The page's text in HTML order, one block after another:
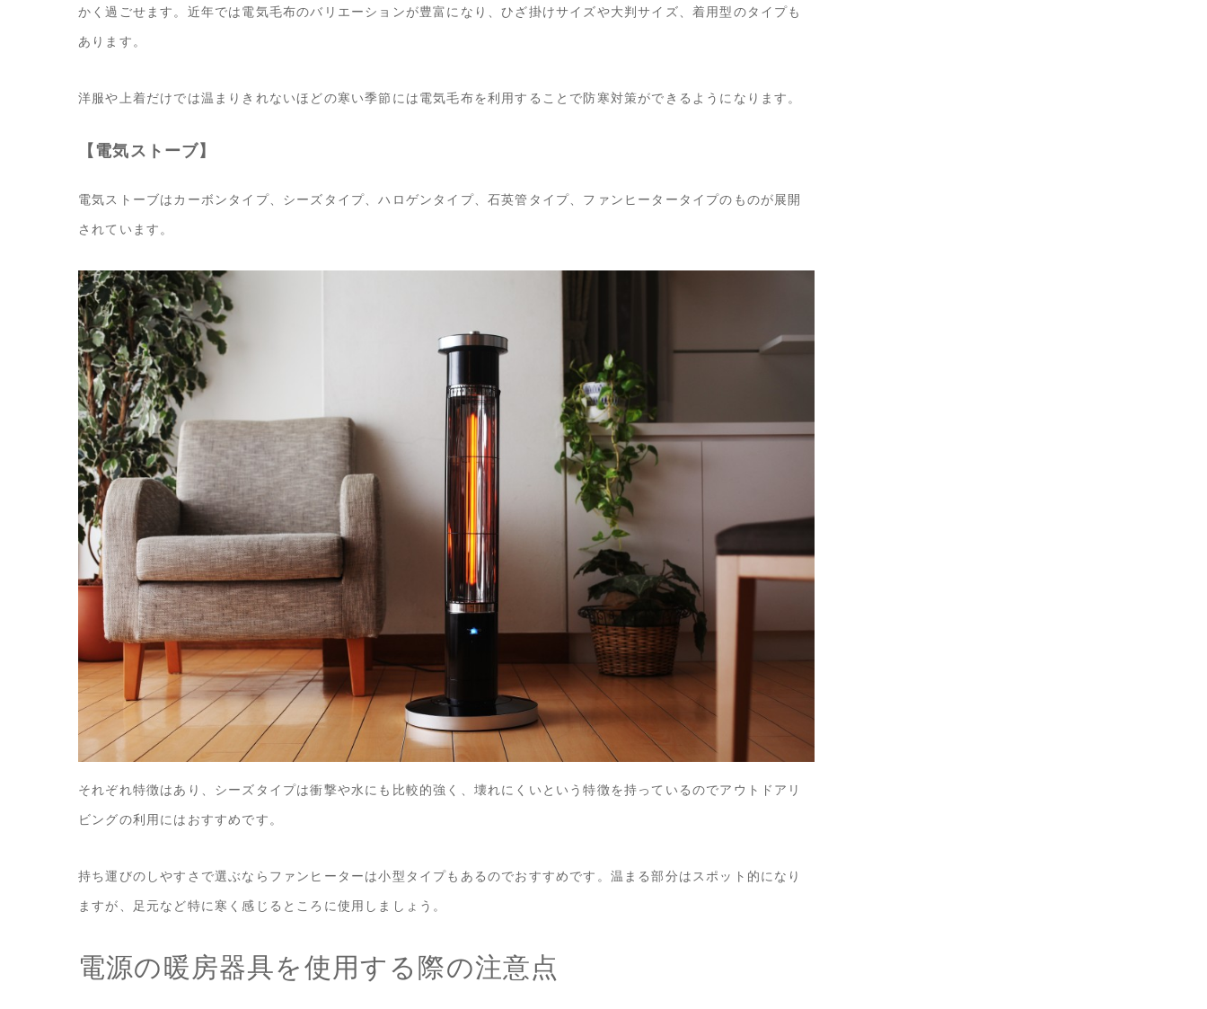
かく過ごせます。近年では電気毛布のバリエーションが豊富になり、ひざ掛けサイズや大判サイズ、着用型のタイプも
あります。
洋服や上着だけでは温まりきれないほどの寒い季節には電気毛布を利用することで防寒対策ができるようになります。
【電気ストーブ】
電気ストーブはカーボンタイプ、シーズタイプ、ハロゲンタイプ、石英管タイプ、ファンヒータータイプのものが展開
されています。
それぞれ特徴はあり、シーズタイプは衝撃や水にも比較的強く、壊れにくいという特徴を持っているのでアウトドアリ
ビングの利用にはおすすめです。
持ち運びのしやすさで選ぶならファンヒーターは小型タイプもあるのでおすすめです。温まる部分はスポット的になり
ますが、足元など特に寒く感じるところに使用しましょう。
電源の暖房器具を使用する際の注意点